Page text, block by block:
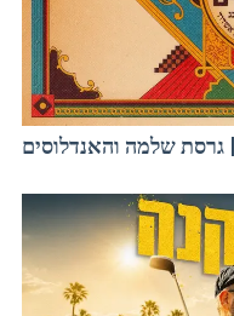
שלמה והאנדלוסים